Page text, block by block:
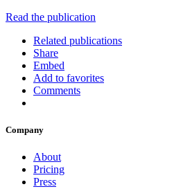
Read the publication
Related publications
Share
Embed
Add to favorites
Comments
Company
About
Pricing
Press